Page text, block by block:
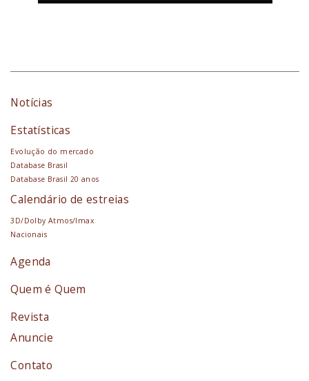
Notícias
Estatísticas
Evolução do mercado
Database Brasil
Database Brasil 20 anos
Calendário de estreias
3D/Dolby Atmos/Imax
Nacionais
Agenda
Quem é Quem
Revista
Anuncie
Contato